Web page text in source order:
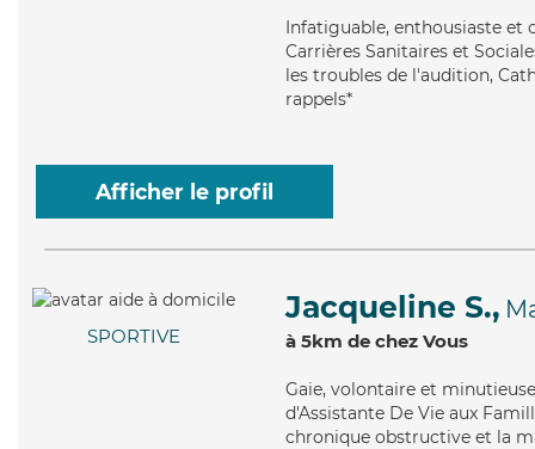
Infatiguable, enthousiaste et
Carrières Sanitaires et
les troubles de l'audition,
rappels*
Afficher le profil
SPORTIVE
Jacqueline S.,
à 5km de chez Vous
Gaie, volontaire et
d'Assistante De Vie aux
chronique obstructive et la